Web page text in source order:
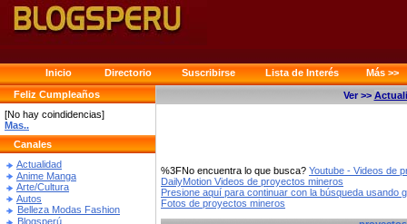
Inicio Directorio Suscribirse Lista de Interés
Más >>
Feliz Cumpleaños
[No hay coindidencias]
Mas..
Canales
Actualidad
Anime Manga
Arte/Cultura
Autos
Belleza Modas Fashion
Blogsperú
Ver >>
%3FNo encuentra lo que busca? Youtube - Videos de
DailyMotion Videos de proyectos mineros
Presione aquí para continuar con la búsqueda usando
Fotos de proyectos mineros